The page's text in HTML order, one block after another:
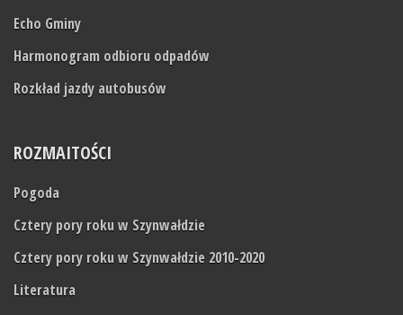
Echo Gminy
Harmonogram odbioru odpadów
Rozkład jazdy autobusów
ROZMAITOŚCI
Pogoda
Cztery pory roku w Szynwałdzie
Cztery pory roku w Szynwałdzie 2010-2020
Literatura